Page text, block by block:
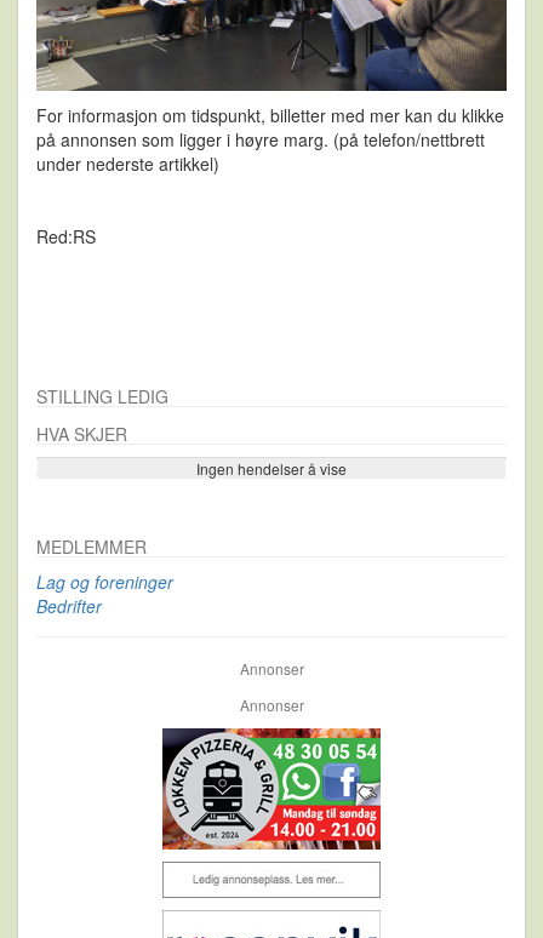
For informasjon om tidspunkt, billetter med mer kan du klikke
på annonsen som ligger i høyre marg. (på telefon/nettbrett
under nederste artikkel)
Red:RS
STILLING LEDIG
HVA SKJER
Ingen hendelser å vise
Se flere…
MEDLEMMER
Lag og foreninger
Bedrifter
Annonser
Annonser